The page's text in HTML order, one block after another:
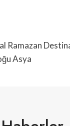
Ramazan
Asya